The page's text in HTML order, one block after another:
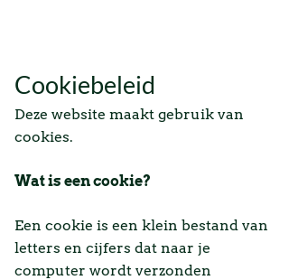
Cookiebeleid
Deze website maakt gebruik van
cookies.
Wat is een cookie?
Een cookie is een klein bestand van
letters en cijfers dat naar je
computer wordt verzonden